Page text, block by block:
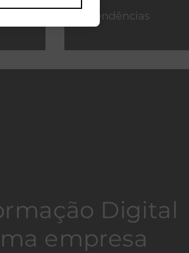
Tendências
Digital
empresa